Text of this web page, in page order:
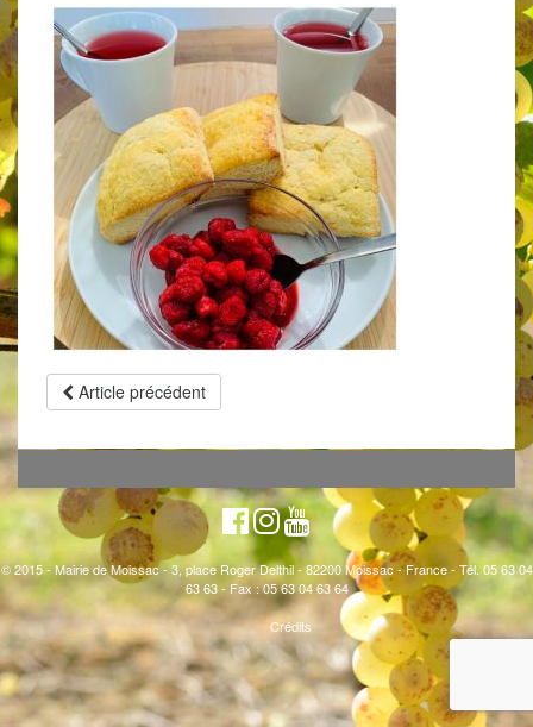
Article précédent
© 2015 - Mairie de Moissac - 3, place Roger Delthil - 82200 Moissac - France - Tél. 05 63 04
63 63 - Fax : 05 63 04 63 64
Crédits